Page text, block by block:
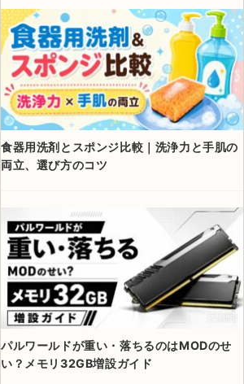
食器用洗剤とスポンジ比較｜洗浄力と手肌の
両立、選び方のコツ
パルワールドが重い・落ちるのはMODのせ
い？メモリ32GB増設ガイド